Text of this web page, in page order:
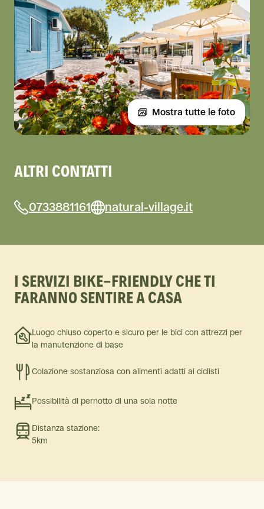
Mostra tutte le foto
ALTRI CONTATTI
0733881161 natural-village.it
I SERVIZI BIKE-FRIENDLY CHE TI
FARANNO SENTIRE A CASA
Luogo chiuso coperto e sicuro per le bici con attrezzi per
la manutenzione di base
Colazione sostanziosa con alimenti adatti ai ciclisti
Possibilità di pernotto di una sola notte
Distanza stazione:
5km